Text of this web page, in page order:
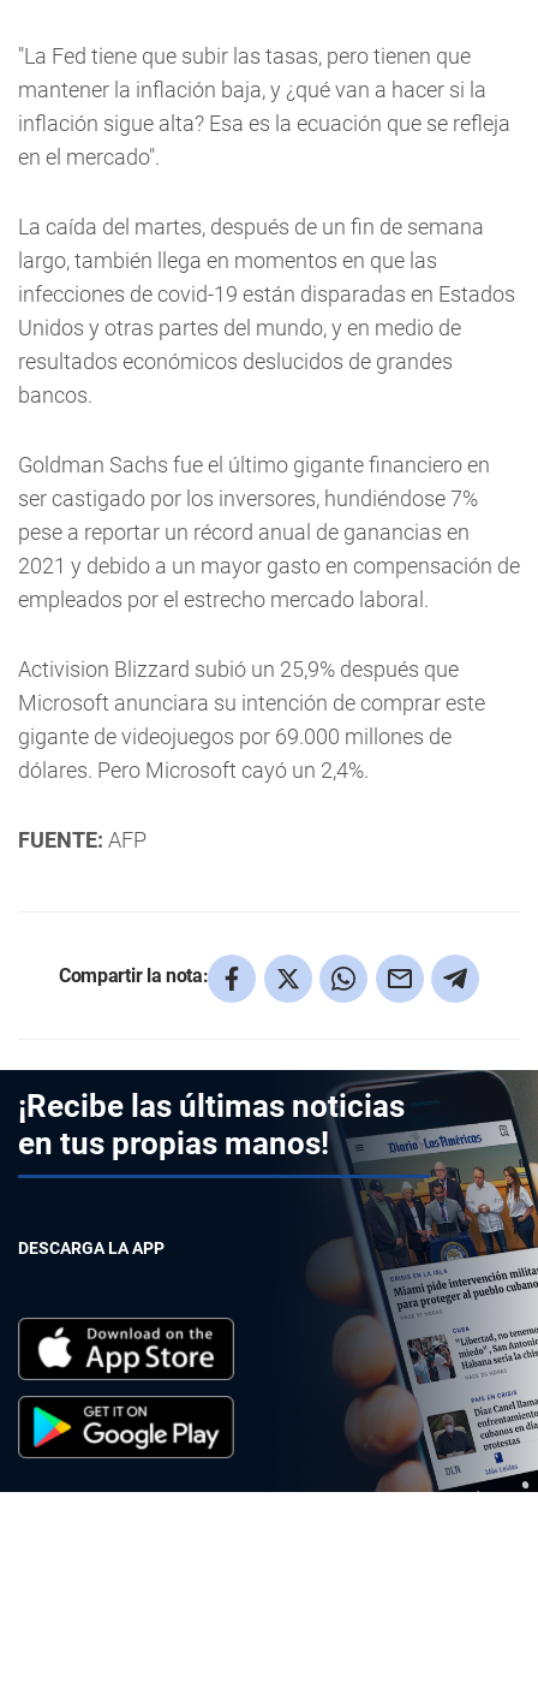
"La Fed tiene que subir las tasas, pero tienen que
mantener la inflación baja, y ¿qué van a hacer si la
inflación sigue alta? Esa es la ecuación que se refleja
en el mercado".
La caída del martes, después de un fin de semana
largo, también llega en momentos en que las
infecciones de covid-19 están disparadas en Estados
Unidos y otras partes del mundo, y en medio de
resultados económicos deslucidos de grandes
bancos.
Goldman Sachs fue el último gigante financiero en
ser castigado por los inversores, hundiéndose 7%
pese a reportar un récord anual de ganancias en
2021 y debido a un mayor gasto en compensación de
empleados por el estrecho mercado laboral.
Activision Blizzard subió un 25,9% después que
Microsoft anunciara su intención de comprar este
gigante de videojuegos por 69.000 millones de
dólares. Pero Microsoft cayó un 2,4%.
FUENTE: AFP
Compartir la nota:
¡Recibe las últimas noticias
en tus propias manos!
DESCARGA LA APP